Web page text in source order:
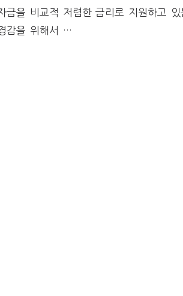
금을 비교적 저렴한 금리로 지원하고 있
감을 위해서 …